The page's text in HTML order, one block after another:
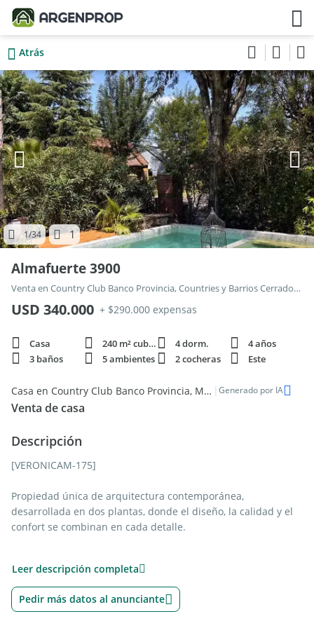
Atrás
1/34 1
Almafuerte 3900
Venta en Country Club Banco Provincia, Countries y Barrios Cerrados en Moreno
USD 340.000 + $290.000 expensas
Casa 240 m² cubie. 4 dorm.
4 años
3 baños
5 ambientes 2 cocheras Este
Casa en Country Club Banco Provincia, Moreno - Venta | Generado por IA
Venta de casa
Descripción
[VERONICAM-175]
Propiedad única de arquitectura contemporánea,
desarrollada en dos plantas, donde el diseño, la calidad y el
confort se combinan en cada detalle.
integrados generan una experiencia de vida moderna y
funcional. Destacan sus grandes ventanales con DVH, que
brindan eficiencia térmica y una conexión constante con el
Leer descripción completa
Pedir más datos al anunciante